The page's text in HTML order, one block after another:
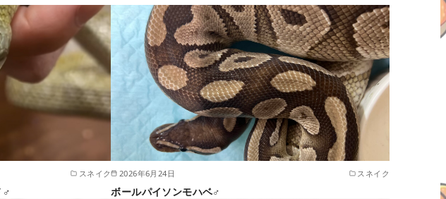
スネイク
♂
2026年6月24日 スネイク
ボールパイソンモハベ♂